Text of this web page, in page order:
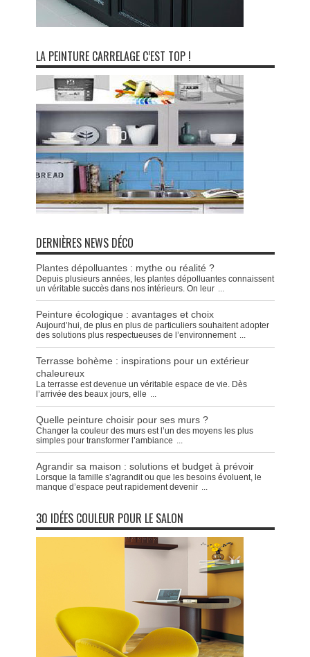
LA PEINTURE CARRELAGE C’EST TOP !
DERNIÈRES NEWS DÉCO
Plantes dépolluantes : mythe ou réalité ?
Depuis plusieurs années, les plantes dépolluantes connaissent
un véritable succès dans nos intérieurs. On leur ...
Peinture écologique : avantages et choix
Aujourd’hui, de plus en plus de particuliers souhaitent adopter
des solutions plus respectueuses de l’environnement ...
Terrasse bohème : inspirations pour un extérieur
chaleureux
La terrasse est devenue un véritable espace de vie. Dès
l’arrivée des beaux jours, elle ...
Quelle peinture choisir pour ses murs ?
Changer la couleur des murs est l’un des moyens les plus
simples pour transformer l’ambiance ...
Agrandir sa maison : solutions et budget à prévoir
Lorsque la famille s’agrandit ou que les besoins évoluent, le
manque d’espace peut rapidement devenir ...
30 IDÉES COULEUR POUR LE SALON